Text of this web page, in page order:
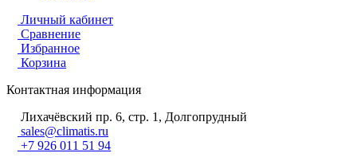
Личный кабинет
Сравнение
Избранное
Корзина
Контактная информация
Лихачёвский пр. 6, стр. 1, Долгопрудный
sales@climatis.ru
+7 926 011 51 94